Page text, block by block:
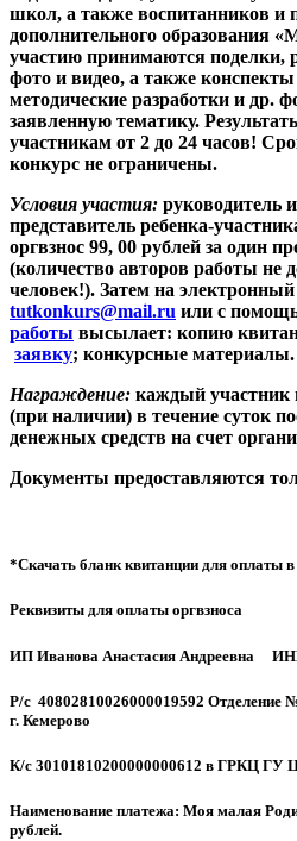
школ, а также воспитанников и
дополнительного образования
участию принимаются поделки,
фото и видео, а также
методические разработки и
заявленную тематику.
участникам от 2 до 24 часов!
конкурс не ограничены.
Условия участия: руководитель
представитель ребенка-
оргвзнос 99, 00 рублей за один
(количество авторов работы не
человек!). Затем на
tutkonkurs@mail.ru или с
работы высылает: копию
заявку; конкурсные материалы.
Награждение: каждый участник
(при наличии) в течение суток
денежных средств на счет
Документы предоставляются
*Скачать бланк квитанции для оплаты
Реквизиты для оплаты оргвзноса
ИП Иванова Анастасия Андреевна
Р/с 40802810026000019592 Отделение
г. Кемерово
К/с 30101810200000000612 в ГРКЦ ГУ
Наименование платежа: Моя малая
рублей.